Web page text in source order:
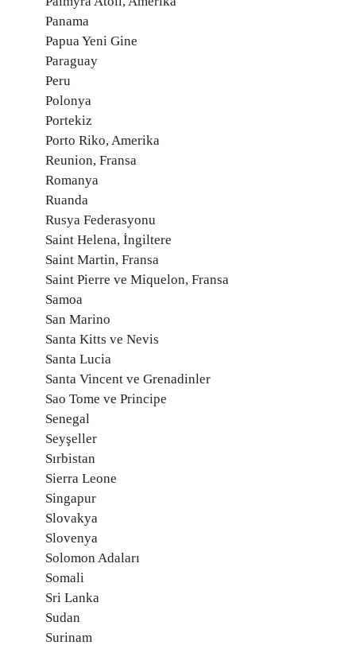
Panama
Papua Yeni Gine
Paraguay
Peru
Polonya
Portekiz
Porto Riko, Amerika
Reunion, Fransa
Romanya
Ruanda
Rusya Federasyonu
Saint Helena, İngiltere
Saint Martin, Fransa
Saint Pierre ve Miquelon, Fransa
Samoa
San Marino
Santa Kitts ve Nevis
Santa Lucia
Santa Vincent ve Grenadinler
Sao Tome ve Principe
Senegal
Seyşeller
Sırbistan
Sierra Leone
Singapur
Slovakya
Slovenya
Solomon Adaları
Somali
Sri Lanka
Sudan
Surinam